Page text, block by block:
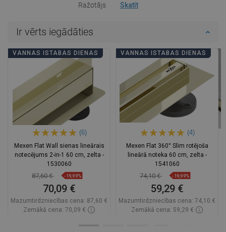
Ražotājs Skatīt
Ir vērts iegādāties
VANNAS ISTABAS DIENAS
(6)
Mexen Flat Wall sienas lineārais
notecējums 2-in-1 60 cm, zelta -
1530060
87,60 € -19,99%
70,09 €
Mazumtirdzniecības cena: 87,60 €
Zemākā cena: 70,09 €
VANNAS ISTABAS DIENAS
(4)
Mexen Flat 360° Slim rotējoša
lineārā noteka 60 cm, zelta -
1541060
74,10 € -19,99%
59,29 €
Mazumtirdzniecības cena: 74,10 €
Zemākā cena: 59,29 €